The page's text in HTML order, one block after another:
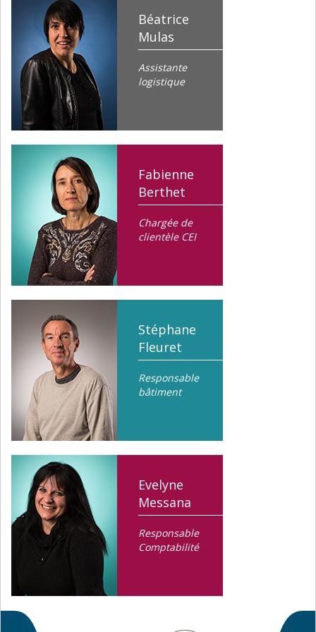
Béatrice
Mulas
Assistante
logistique
Fabienne
Berthet
Chargée de
clientèle CEI
Stéphane
Fleuret
Responsable
bâtiment
Evelyne
Messana
Responsable
Comptabilité